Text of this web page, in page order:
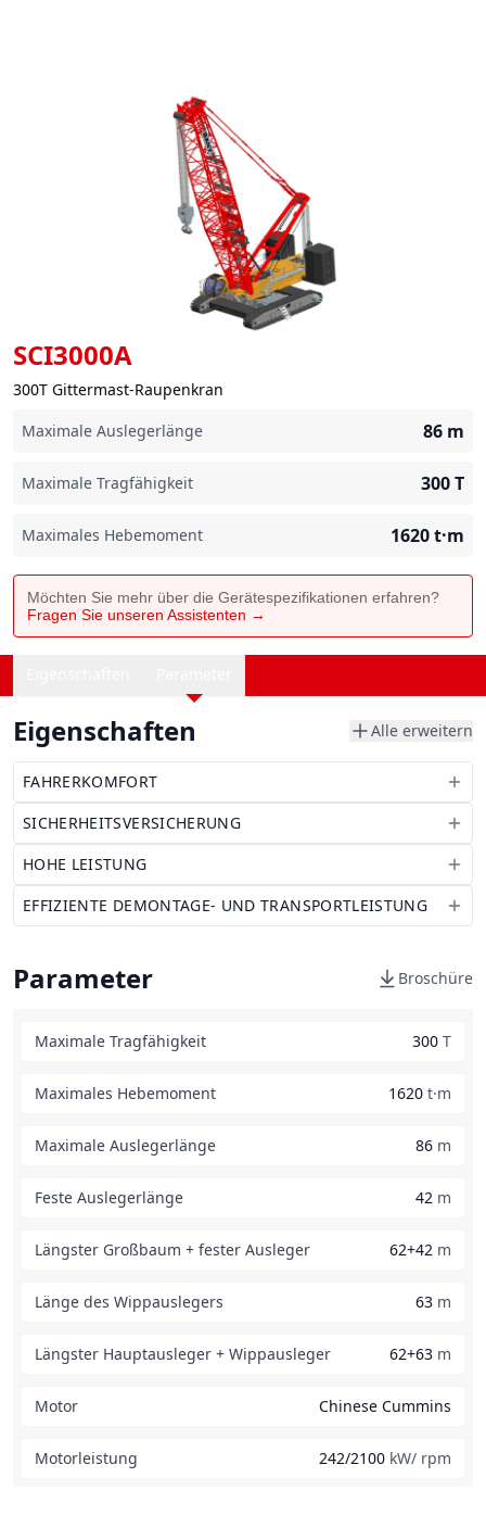
SCI3000A
300T Gittermast-Raupenkran
Maximale Auslegerlänge
86 m
Maximale Tragfähigkeit 300T
Maximales Hebemoment 1620t·m
Möchten Sie mehr über die Gerätespezifikationen erfahren?
Fragen Sie unseren Assistenten →
Eigenschaften Alle erweitern
FAHRERKOMFORT
SICHERHEITSVERSICHERUNG
HOHE LEISTUNG
EFFIZIENTE DEMONTAGE- UND TRANSPORTLEISTUNG
Parameter Broschüre
Maximale Tragfähigkeit 300 T
Maximales Hebemoment 1620 t·m
Maximale Auslegerlänge 86 m
Feste Auslegerlänge 42 m
Längster Großbaum + fester Ausleger 62+42 m
Länge des Wippauslegers 63 m
Längster Hauptausleger + Wippausleger 62+63 m
Motor Chinese Cummins
Motorleistung 242/2100 kW/ rpm